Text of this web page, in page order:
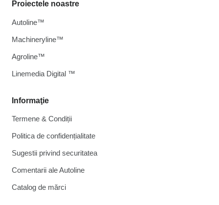
Informaţie
Termene & Condiții
Politica de confidențialitate
Sugestii privind securitatea
Comentarii ale Autoline
Catalog de mărcі
Proiectele noastre
Autoline™
Machineryline™
Agroline™
Linemedia Digital ™